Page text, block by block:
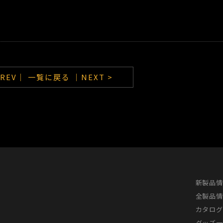
｜ 一覧に戻る ｜NEXT >
新製品
全製品
カタロ